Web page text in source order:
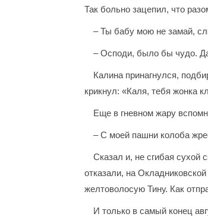
Так больно зацепил, что
– Ты бабу мою не замай,
– Осподи, было бы чудо.
Калина принагнулся,
крикнул: «Каля, тебя жонка
Еще в гневном жару
– С моей пашни колоба
Сказал и, не сгибая сухой
отказали, на
желтоволосую Тину. Как
И только в самый конец